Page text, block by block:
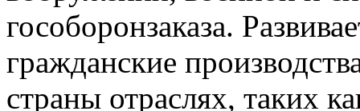
гособоронзаказа.
гражданские
страны отраслях, таких